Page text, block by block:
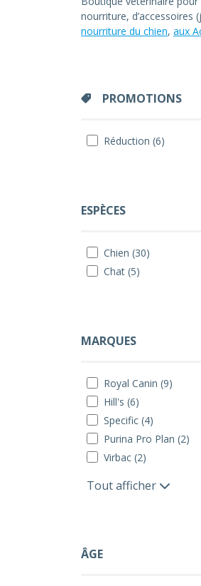
nourriture,
nourriture du chien, aux
PROMOTIONS
Réduction (6)
ESPÈCES
Chien (30)
Chat (5)
MARQUES
Royal Canin (9)
Hill's (6)
Specific (4)
Purina Pro Plan (2)
Virbac (2)
Tout afficher
ÂGE